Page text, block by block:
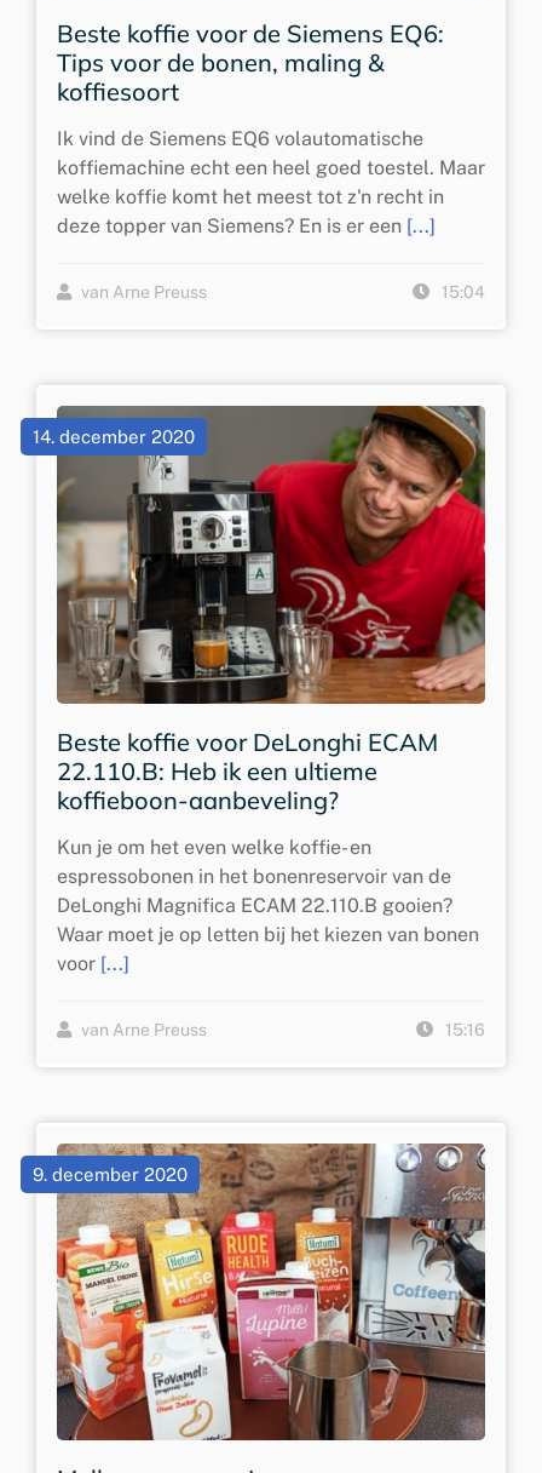
Beste koffie voor de Siemens EQ6:
Tips voor de bonen, maling &
koffiesoort
Ik vind de Siemens EQ6 volautomatische
koffiemachine echt een heel goed toestel. Maar
welke koffie komt het meest tot z'n recht in
deze topper van Siemens? En is er een [...]
van Arne Preuss 15:04
14. december 2020
Beste koffie voor DeLonghi ECAM
22.110.B: Heb ik een ultieme
koffieboon-aanbeveling?
Kun je om het even welke koffie- en
espressobonen in het bonenreservoir van de
DeLonghi Magnifica ECAM 22.110.B gooien?
Waar moet je op letten bij het kiezen van bonen
voor [...]
van Arne Preuss 15:16
9. december 2020